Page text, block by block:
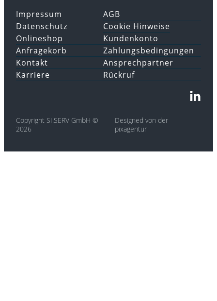
Impressum
Datenschutz
AGB
Cookie Hinweise
Onlineshop
Anfragekorb
Kundenkonto
Zahlungsbedingungen
Kontakt
Karriere
Ansprechpartner
Rückruf
Copyright SI.SERV GmbH ©
2026
Designed von der
pixagentur